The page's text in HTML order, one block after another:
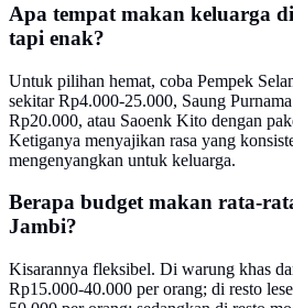
Apa tempat makan keluarga
tapi enak?
Untuk pilihan hemat, coba Pempek
sekitar Rp4.000-25.000, Saung
Rp20.000, atau Saoenk Kito dengan
Ketiganya menyajikan rasa yang
mengenyangkan untuk keluarga.
Berapa budget makan rata-
Jambi?
Kisarannya fleksibel. Di warung khas
Rp15.000-40.000 per orang; di resto